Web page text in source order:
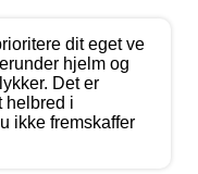
dit eget ve
hjelm og
Det er
helbred i
ikke fremskaffer